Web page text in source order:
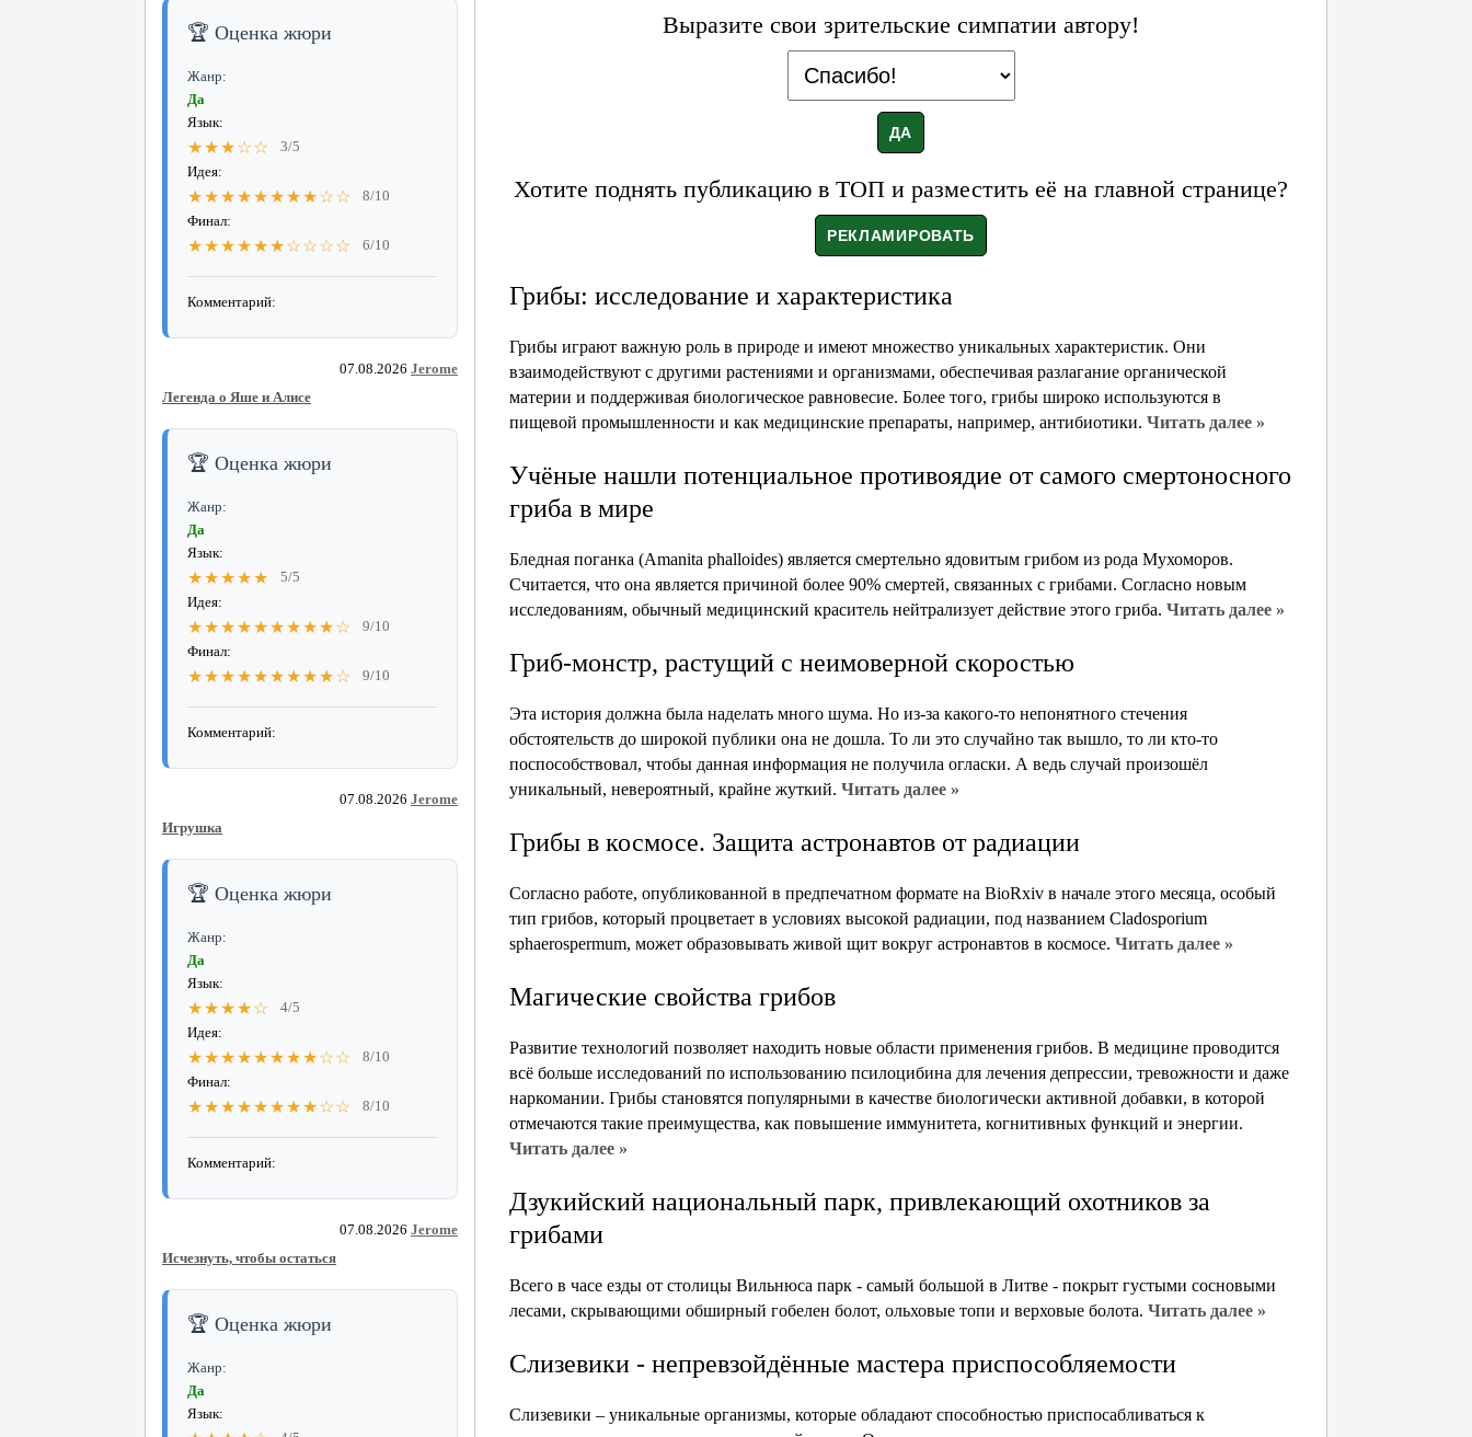
🏆 Оценка жюри
Жанр:
Да
Язык:
★★★☆☆
3/5
Идея:
★★★★★★★★☆☆
8/10
Финал:
★★★★★★☆☆☆☆ 6/10
Комментарий:
07.08.2026 Jerome
Легенда о Яше и Алисе
🏆 Оценка жюри
Жанр:
Да
Язык:
★★★★★
5/5
Идея:
★★★★★★★★★☆
9/10
Финал:
★★★★★★★★★☆ 9/10
Комментарий:
07.08.2026 Jerome
Игрушка
🏆 Оценка жюри
Жанр:
Да
Язык:
★★★★☆
4/5
Идея:
★★★★★★★★☆☆
8/10
Финал:
★★★★★★★★☆☆ 8/10
Комментарий:
07.08.2026 Jerome
Исчезнуть, чтобы остаться
🏆 Оценка жюри
Жанр:
Да
Язык:
Выразите свои зрительские симпатии автору!
Хотите поднять публикацию в ТОП и разместить её на главной странице?
Грибы: исследование и характеристика
Грибы играют важную роль в природе и имеют множество уникальных характеристик. Они
взаимодействуют с другими растениями и организмами, обеспечивая разлагание органической
материи и поддерживая биологическое равновесие. Более того, грибы широко используются в
пищевой промышленности и как медицинские препараты, например, антибиотики. Читать далее »
Учёные нашли потенциальное противоядие от самого смертоносного
гриба в мире
Бледная поганка (Amanita phalloides) является смертельно ядовитым грибом из рода Мухоморов.
Считается, что она является причиной более 90% смертей, связанных с грибами. Согласно новым
исследованиям, обычный медицинский краситель нейтрализует действие этого гриба. Читать далее »
Гриб-монстр, растущий с неимоверной скоростью
Эта история должна была наделать много шума. Но из-за какого-то непонятного стечения
обстоятельств до широкой публики она не дошла. То ли это случайно так вышло, то ли кто-то
поспособствовал, чтобы данная информация не получила огласки. А ведь случай произошёл
уникальный, невероятный, крайне жуткий. Читать далее »
Грибы в космосе. Защита астронавтов от радиации
Согласно работе, опубликованной в предпечатном формате на BioRxiv в начале этого месяца, особый
тип грибов, который процветает в условиях высокой радиации, под названием Cladosporium
sphaerospermum, может образовывать живой щит вокруг астронавтов в космосе. Читать далее »
Магические свойства грибов
Развитие технологий позволяет находить новые области применения грибов. В медицине проводится
всё больше исследований по использованию псилоцибина для лечения депрессии, тревожности и даже
наркомании. Грибы становятся популярными в качестве биологически активной добавки, в которой
отмечаются такие преимущества, как повышение иммунитета, когнитивных функций и энергии.
Читать далее »
Дзукийский национальный парк, привлекающий охотников за
грибами
Всего в часе езды от столицы Вильнюса парк - самый большой в Литве - покрыт густыми сосновыми
лесами, скрывающими обширный гобелен болот, ольховые топи и верховые болота. Читать далее »
Слизевики - непревзойдённые мастера приспособляемости
Слизевики – уникальные организмы, которые обладают способностью приспосабливаться к